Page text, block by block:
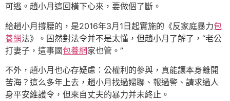
可逃。趙小月這回橫下心來，要做個了斷。
給趙小月撐腰的，是2016年3月1日起實施的《反家庭暴力包
養網法》。固然對法令并不是太懂，但趙小月了解了，“老公
打妻子，這事國包養網家也管。”
不外，趙小月也心存疑慮：公權利的參與，真能讓本身離開
苦海？這么多年上去，趙小月找過婦聯、報過警、請求過人
身平安維護令，但來自丈夫的暴力并未終止。